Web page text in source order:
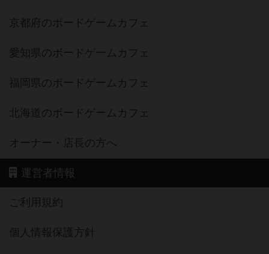
京都府のボードゲームカフェ
愛知県のボードゲームカフェ
福岡県のボードゲームカフェ
北海道のボードゲームカフェ
オーナー・店長の方へ
運営者情報
ご利用規約
個人情報保護方針